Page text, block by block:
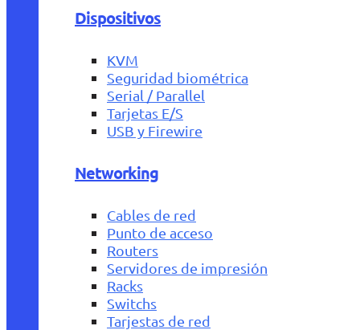
Dispositivos
KVM
Seguridad biométrica
Serial / Parallel
Tarjetas E/S
USB y Firewire
Networking
Cables de red
Punto de acceso
Routers
Servidores de impresión
Racks
Switchs
Tarjestas de red